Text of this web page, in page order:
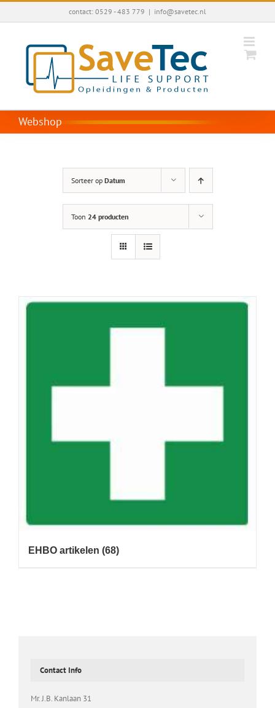
Ga
contact: 0529 - 483 779 | info@savetec.nl
Webshop
Sorteer op Datum
Toon 24 producten
EHBO artikelen (68)
Contact Info
Mr. J.B. Kanlaan 31